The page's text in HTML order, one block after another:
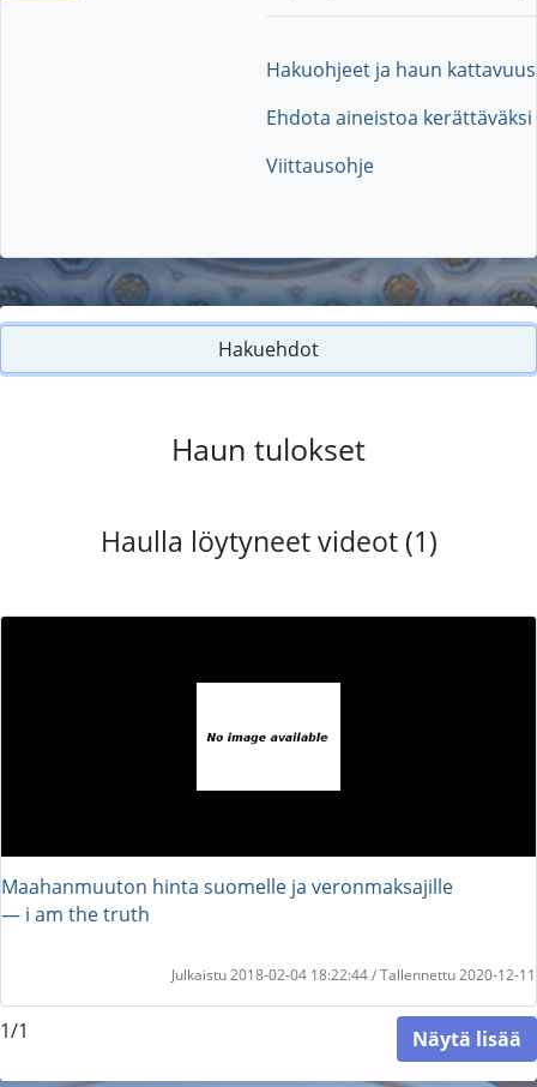
Hakuohjeet ja haun kattavuus
Ehdota aineistoa kerättäväksi
Viittausohje
Hakuehdot
Haun tulokset
Haulla löytyneet videot (1)
Maahanmuuton hinta suomelle ja veronmaksajille
― i am the truth
Julkaistu 2018-02-04 18:22:44 / Tallennettu 2020-12-11
1/1 Näytä lisää